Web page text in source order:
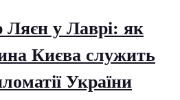
Ляєн у Лаврі: як
Києва служить
України